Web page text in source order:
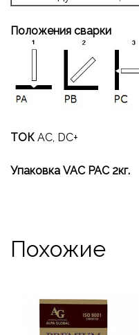
Положения сварки
ТОК AC, DC+
Упаковка VAC PAC 2кг.
Похожие